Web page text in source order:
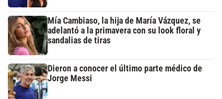
Mía Cambiaso, la hija de María Vázquez, se
adelantó a la primavera con su look floral y
sandalias de tiras
Dieron a conocer el último parte médico de
Jorge Messi